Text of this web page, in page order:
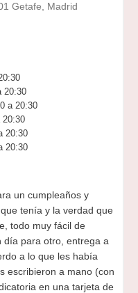
Getafe, Madrid
20:30
a 20:30
20:30
20:30
20:30
un cumpleaños y
tenía y la verdad que
todo muy fácil de
día para otro, entrega a
a lo que les había
escribieron a mano (con
en una tarjeta de